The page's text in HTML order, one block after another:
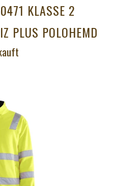
KLASSE 2
PLUS POLOHEMD